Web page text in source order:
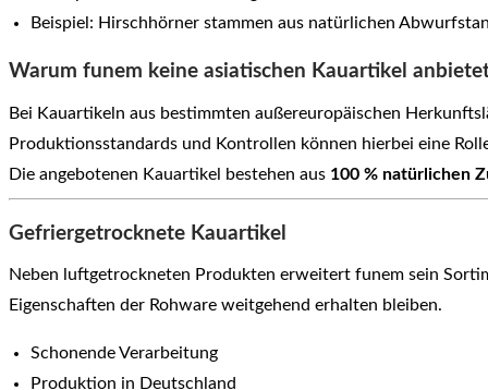
Beispiel: Hirschhörner stammen aus natürlichen
Warum funem keine asiatischen Kauartikel
Bei Kauartikeln aus bestimmten außereuropäischen
Produktionsstandards und Kontrollen können hierbei eine
Die angebotenen Kauartikel bestehen aus 100 % natürlichen
Gefriergetrocknete Kauartikel
Neben luftgetrockneten Produkten erweitert funem sein
Eigenschaften der Rohware weitgehend erhalten bleiben.
Schonende Verarbeitung
Produktion in Deutschland